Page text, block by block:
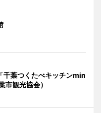
千葉つくたべキッチンmin
市観光協会）